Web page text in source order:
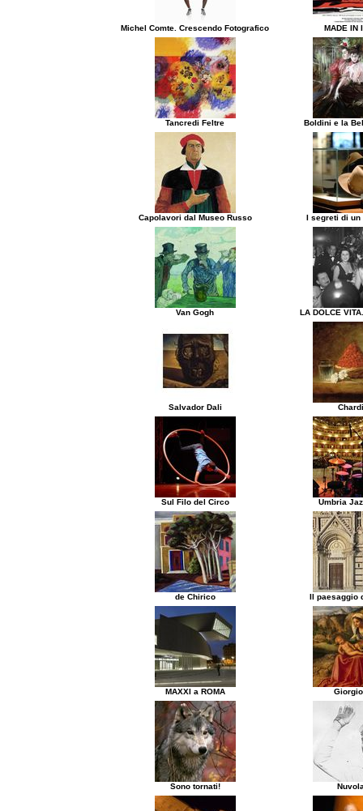
Michel Comte. Crescendo Fotografico MADE IN
Tancredi Feltre Boldini e la
Capolavori dal Museo Russo I segreti di un
Van Gogh LA DOLCE
Salvador Dali
Sul Filo del Circo Umbria
de Chirico Il paesaggio
MAXXI a ROMA
Sono tornati!